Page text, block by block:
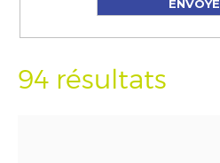
94 résultats